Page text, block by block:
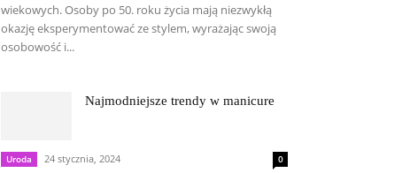
wiekowych. Osoby po 50. roku życia mają niezwykłą
okazję eksperymentować ze stylem, wyrażając swoją
osobowość i...
Najmodniejsze trendy w manicure
Uroda 24 stycznia, 2024 0